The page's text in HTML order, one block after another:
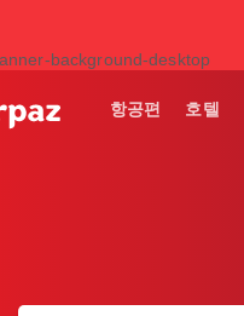
항공편 호텔